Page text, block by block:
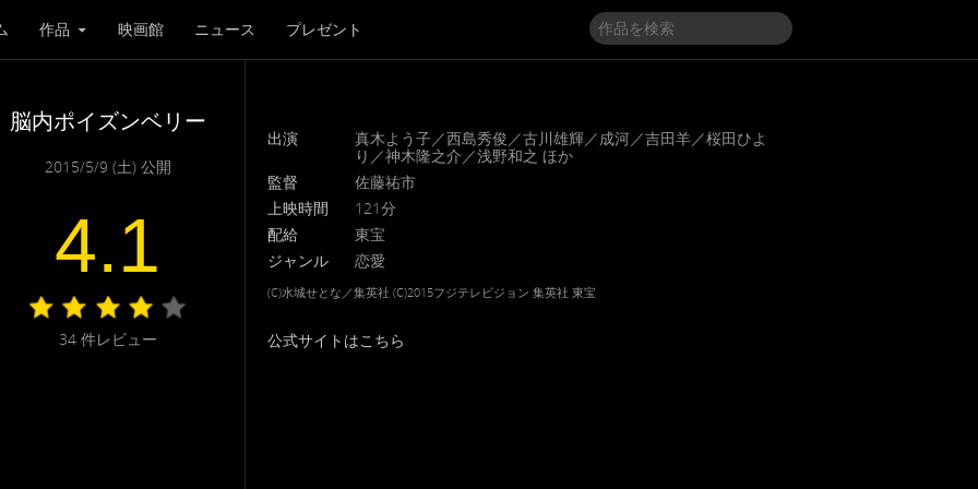
作品 映画館 ニュース プレゼント
脳内ポイズンベリー
2015/5/9 (土) 公開
4.1
34件レビュー
出演
真木よう子／西島秀俊／古川雄輝／成河／吉田羊／桜田ひよ
り／神木隆之介／浅野和之 ほか
監督
佐藤祐市
上映時間
121分
配給
東宝
ジャンル
恋愛
(C)水城せとな／集英社 (C)2015フジテレビジョン 集英社 東宝
公式サイトはこちら